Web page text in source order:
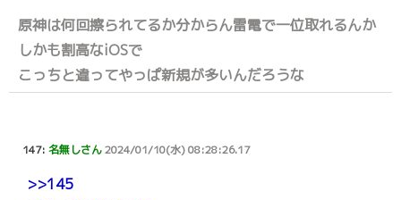
原神は何回擦られてるか分からん雷電で一位取れるんか
しかも割高なiOSで
こっちと違ってやっぱ新規が多いんだろうな
147: 名無しさん2024/01/10(水) 08:28:26.17
>>145